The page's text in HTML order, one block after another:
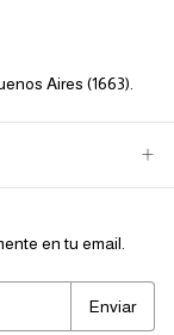
Aires (1663).
en tu email.